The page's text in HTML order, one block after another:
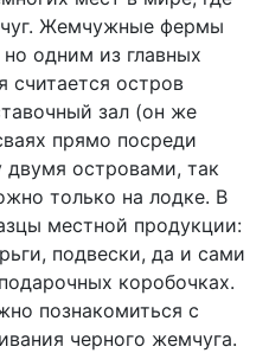
Жемчужные фермы
одним из главных
считается остров
зал (он же
прямо посреди
островами, так
только на лодке. В
местной продукции:
подвески, да и сами
коробочках.
познакомиться с
черного жемчуга.